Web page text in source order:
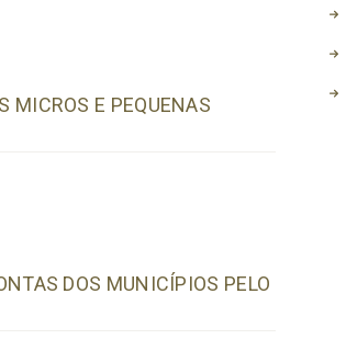
MICROS E PEQUENAS
DOS MUNICÍPIOS PELO